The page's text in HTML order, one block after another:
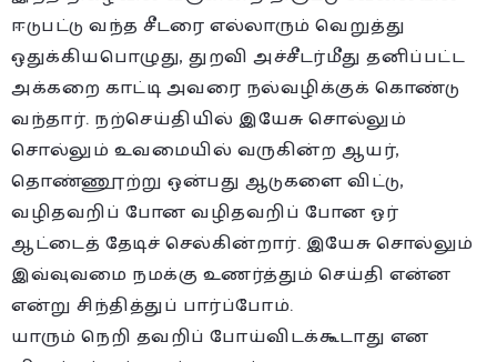
ஈடுபட்டு வந்த சீடரை எல்லாரும் வெறுத்து
ஒதுக்கியபொழுது, துறவி அச்சீடர்மீது தனிப்பட்ட
அக்கறை காட்டி அவரை நல்வழிக்குக் கொண்டு
வந்தார். நற்செய்தியில் இயேசு சொல்லும்
சொல்லும் உவமையில் வருகின்ற ஆயர்,
தொண்ணூற்று ஒன்பது ஆடுகளை விட்டு,
வழிதவறிப் போன வழிதவறிப் போன ஓர்
ஆட்டைத் தேடிச் செல்கின்றார். இயேசு சொல்லும்
இவ்வுவமை நமக்கு உணர்த்தும் செய்தி என்ன
என்று சிந்தித்துப் பார்ப்போம்.
யாரும் நெறி தவறிப் போய்விடக்கூடாது என